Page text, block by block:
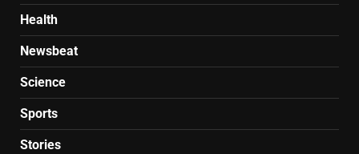
Health
Newsbeat
Science
Sports
Stories